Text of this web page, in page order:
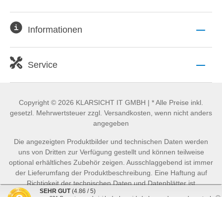
Informationen
Service
Copyright © 2026 KLARSICHT IT GMBH | * Alle Preise inkl.
gesetzl. Mehrwertsteuer zzgl. Versandkosten, wenn nicht anders
angegeben
Die angezeigten Produktbilder und technischen Daten werden
uns von Dritten zur Verfügung gestellt und können teilweise
optional erhältliches Zubehör zeigen. Ausschlaggebend ist immer
der Lieferumfang der Produktbeschreibung. Eine Haftung auf
Richtigkeit der technischen Daten und Datenblätter ist
ausgeschlossen.
SEHR GUT (4.86 / 5)